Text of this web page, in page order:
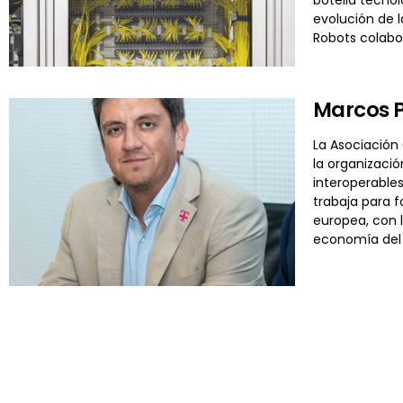
evolución de
Robots
Marcos
La
la
trabaja para
europea, con
economía del